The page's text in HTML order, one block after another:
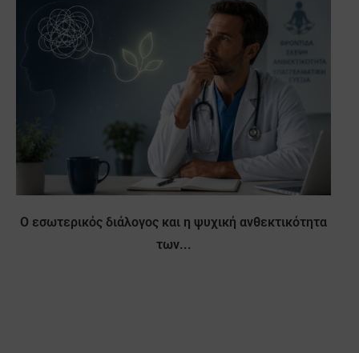
Ο εσωτερικός διάλογος και η ψυχική ανθεκτικότητα
των...